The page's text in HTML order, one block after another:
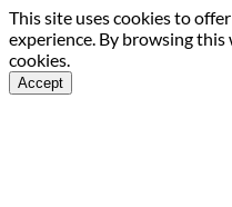
This site uses cookies to
experience. By browsing
cookies.
Accept